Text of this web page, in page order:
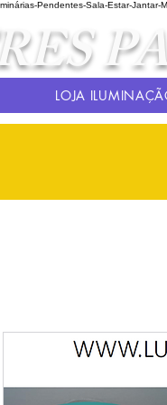
Pendentes-Sala-Estar-Jantar-
LOJA